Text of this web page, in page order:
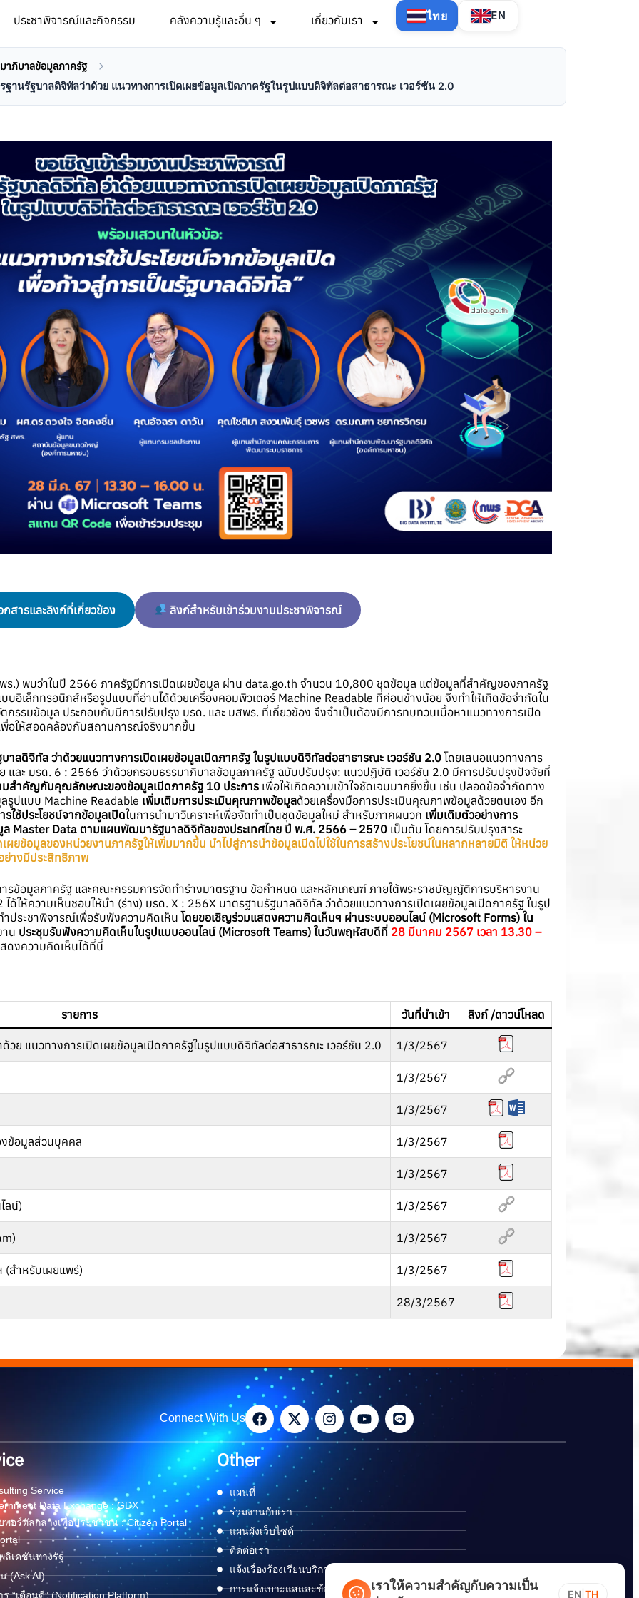
ประชาพิจารณ์และกิจกรรม คลังความรู้และอื่น ๆ เกี่ยวกับเรา ไทย EN
าภิบาลข้อมูลภาครัฐ
านรัฐบาลดิจิทัลว่าด้วย แนวทางการเปิดเผยข้อมูลเปิดภาครัฐในรูปแบบดิจิทัลต่อสาธารณะ เวอร์ชัน 2.0
กสารและลิงก์ที่เกี่ยวข้อง ลิงก์สำหรับเข้าร่วมงานประชาพิจารณ์
.) พบว่าในปี 2566 ภาครัฐมีการเปิดเผยข้อมูล ผ่าน data.go.th จำนวน 10,800 ชุดข้อมูล แต่ข้อมูลที่สำคัญของภาครัฐ
บอิเล็กทรอนิกส์หรือรูปแบบที่อ่านได้ด้วยเครื่องคอมพิวเตอร์ Machine Readable ที่ค่อนข้างน้อย จึงทำให้เกิดข้อจำกัดใน
ตกรรมข้อมูล ประกอบกับมีการปรับปรุง มรด. และ มสพร. ที่เกี่ยวข้อง จึงจำเป็นต้องมีการทบทวนเนื้อหาแนวทางการเปิด
พื่อให้สอดคล้องกับสถานการณ์จริงมากขึ้น
าลดิจิทัล ว่าด้วยแนวทางการเปิดเผยข้อมูลเปิดภาครัฐ ในรูปแบบดิจิทัลต่อสาธารณะ เวอร์ชัน 2.0 โดยเสนอแนวทางการ
และ มรด. 6 : 2566 ว่าด้วยกรอบธรรมาภิบาลข้อมูลภาครัฐ ฉบับปรับปรุง: แนวปฏิบัติ เวอร์ชัน 2.0 มีการปรับปรุงปัจจัยที่
มสำคัญกับคุณลักษณะของข้อมูลเปิดภาครัฐ 10 ประการ เพื่อให้เกิดความเข้าใจชัดเจนมากยิ่งขึ้น เช่น ปลอดข้อจำกัดทาง
ปแบบ Machine Readable เพิ่มเติมการประเมินคุณภาพข้อมูลด้วยเครื่องมือการประเมินคุณภาพข้อมูลด้วยตนเอง อีก
ใช้ประโยชน์จากข้อมูลเปิดในการนำมาวิเคราะห์เพื่อจัดทำเป็นชุดข้อมูลใหม่ สำหรับภาคผนวก เพิ่มเติมตัวอย่างการ
Master Data ตามแผนพัฒนารัฐบาลดิจิทัลของประเทศไทย ปี พ.ศ. 2566 – 2570 เป็นต้น โดยการปรับปรุงสาระ
ผยข้อมูลของหน่วยงานภาครัฐให้เพิ่มมากขึ้น นำไปสู่การนำข้อมูลเปิดไปใช้ในการสร้างประโยชน์ในหลากหลายมิติ ให้หน่วย
ย่างมีประสิทธิภาพ
ข้อมูลภาครัฐ และคณะกรรมการจัดทำร่างมาตรฐาน ข้อกำหนด และหลักเกณฑ์ ภายใต้พระราชบัญญัติการบริหารงาน
ด้ให้ความเห็นชอบให้นำ (ร่าง) มรด. X : 256X มาตรฐานรัฐบาลดิจิทัล ว่าด้วยแนวทางการเปิดเผยข้อมูลเปิดภาครัฐ ในรูป
ประชาพิจารณ์เพื่อรับฟังความคิดเห็น โดยขอเชิญร่วมแสดงความคิดเห็นฯ ผ่านระบบออนไลน์ (Microsoft Forms) ใน
น ประชุมรับฟังความคิดเห็นในรูปแบบออนไลน์ (Microsoft Teams) ในวันพฤหัสบดีที่ 28 มีนาคม 2567 เวลา 13.30 –
ดงความคิดเห็นได้ที่นี่
รายการ วันที่นำเข้า ลิงก์ /ดาวน์โหลด
วย แนวทางการเปิดเผยข้อมูลเปิดภาครัฐในรูปแบบดิจิทัลต่อสาธารณะ เวอร์ชัน 2.0 1/3/2567
1/3/2567
1/3/2567
งข้อมูลส่วนบุคคล 1/3/2567
1/3/2567
ลน์) 1/3/2567
1/3/2567
(สำหรับเผยแพร่) 1/3/2567
28/3/2567
Connect With Us
Service
Data Exchange : GDX
พอร์ทัลกลางเพื่อประชาชน : Citizen Portal
ลิเคชันทางรัฐ
(Ask AI)
ร “เตือนดี” (Notification Platform)
Other
แผนที่
ร่วมงานกับเรา
แผนผังเว็บไซต์
ติดต่อเรา
แจ้งเรื่องร้องเรียนบริการ
การแจ้งเบาะแสและข้อร้องเรียนการทุจริตเราให้ความสำคัญกับความเป็น
EN TH